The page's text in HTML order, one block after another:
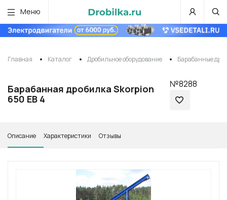
Меню
Главная Каталог Дробильное оборудование Барабанные
Барабанная дробилка Skorpion
650 EB 4
№8288
Описание Характеристики Отзывы